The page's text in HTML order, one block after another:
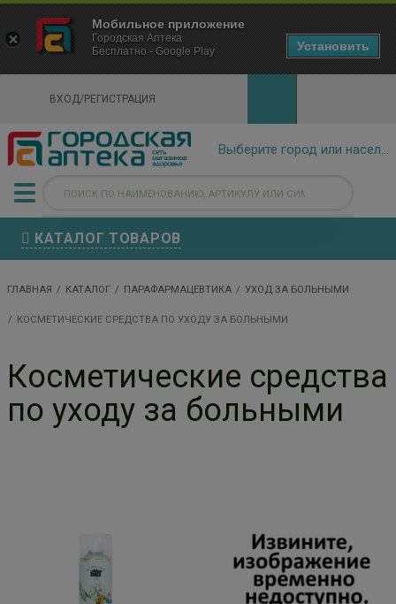
ВХОД/РЕГИСТРАЦИЯ
КАТАЛОГ ТОВАРОВ
ГЛАВНАЯ КАТАЛОГ ПАРАФАРМАЦЕВТИКА УХОД ЗА БОЛЬНЫМИ
КОСМЕТИЧЕСКИЕ СРЕДСТВА ПО УХОДУ ЗА БОЛЬНЫМИ
Косметические средства
по уходу за больными
×
Городская Аптека Маркетплейс
- In Google Play
Мобильное приложение
Городская Аптека
Бесплатно - Google Play
Установить